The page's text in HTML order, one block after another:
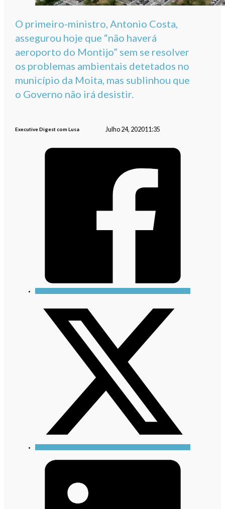
O primeiro-ministro, Antonio Costa,
assegurou hoje que “não haverá
aeroporto do Montijo” sem se resolver
os problemas ambientais detetados no
município da Moita, mas sublinhou que
o Governo não irá desistir.
Executive Digest com Lusa Julho 24, 202011:35